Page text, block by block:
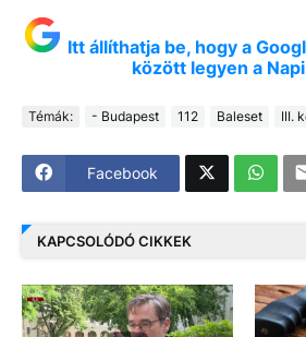
Itt állíthatja be, hogy a
között legyen a
Témák: - Budapest 112 Baleset III.
Facebook
KAPCSOLÓDÓ CIKKEK